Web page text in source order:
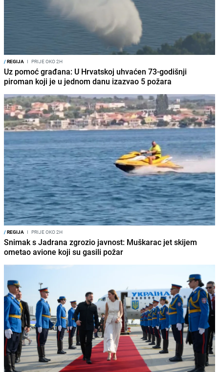
/REGIJA I PRIJE OKO 2H
Uz pomoć građana: U Hrvatskoj uhvaćen 73-godišnji
piroman koji je u jednom danu izazvao 5 požara
/REGIJA I PRIJE OKO 2H
Snimak s Jadrana zgrozio javnost: Muškarac jet skijem
ometao avione koji su gasili požar